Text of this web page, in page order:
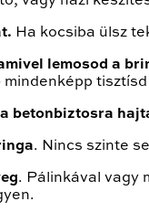
Ha kocsiba ülsz
lemosod a
mindenképp
a betonbiztosra
. Nincs szinte
. Pálinkával vagy